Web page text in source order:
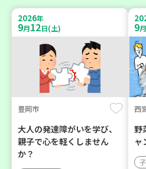
2026年
9月12日(土)
豊岡市
大人の発達障がいを学び、
親子で心を軽くしません
か？
9月
西
野
ャ